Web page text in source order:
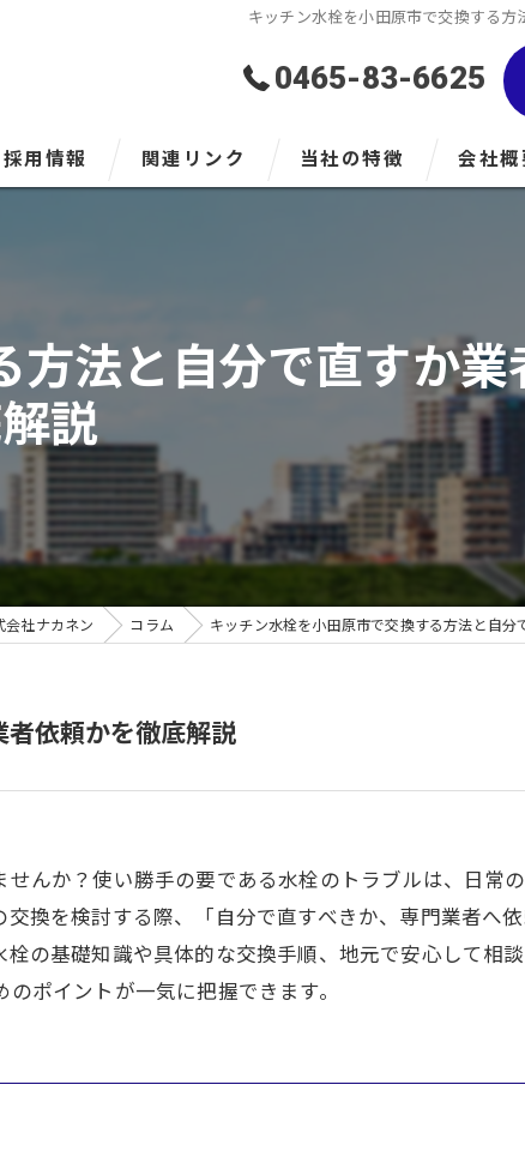
キッチン水栓を小田原市で交換する
0465-83-6625
ただくため
業
採用情報 関連リンク 当社の特徴
トイレ
小田原のリフォーム
会社概
法と自分で直すか
説
会社ナカネン コラム キッチン水栓を小田原市で交換する方法と自分
者依頼かを徹底解説
んか？使い勝手の要である水栓のトラブルは、日常
換を検討する際、「自分で直すべきか、専門業者へ
の基礎知識や具体的な交換手順、地元で安心して相
ポイントが一気に把握できます。